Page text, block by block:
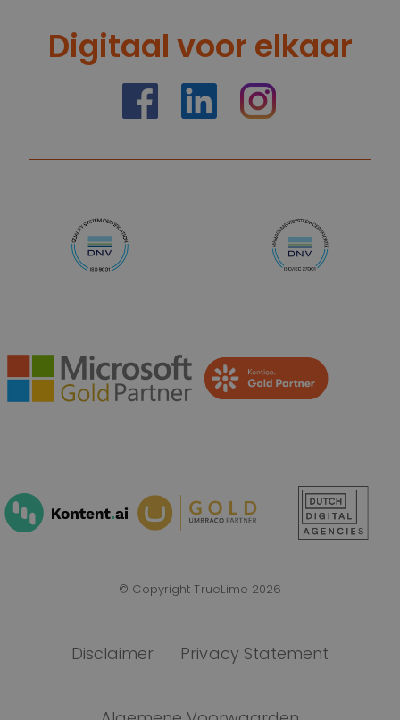
Digitaal voor elkaar
© Copyright TrueLime 2026
Disclaimer Privacy Statement